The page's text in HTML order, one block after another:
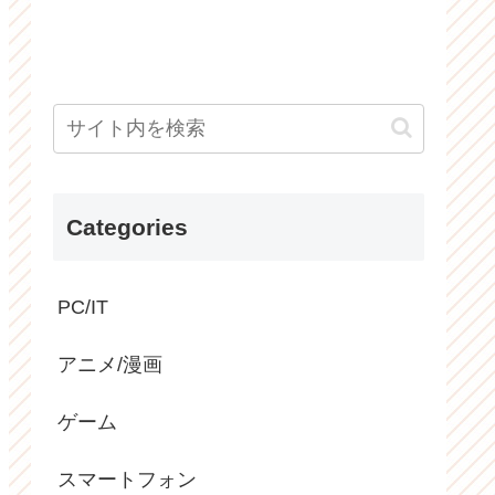
Categories
PC/IT
アニメ/漫画
ゲーム
スマートフォン